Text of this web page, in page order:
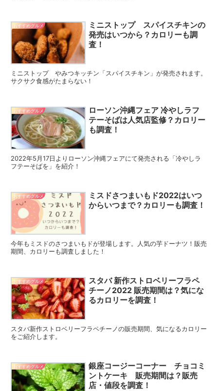
おすすめグルメ
ミニストップ スパイスチキンの
発売はいつから？カロリーも調
査！
ミニストップ やみつキッチン「スパイスチキン」が発売されます。
サクサク食感がたまらない！
おすすめグルメ
ローソン沖縄フェア 冷やしラフ
テーそばは人気店監修？カロリー
も調査！
2022年5月17日よりローソン沖縄フェアにて発売される「冷やしラ
フテーそばを」を紹介！
おすすめグルメ
ミスドさつまいもド2022はいつ
からいつまで？カロリーも調査！
今年もミスドのさつまいもドが登場します。人気の芋ドーナツ！販売
期間、カロリーも調査しました！
おすすめグルメ
スタバ 新作ストロベリーフラペ
チーノ2022 販売期間は？気にな
るカロリーを調査！
スタバ新作ストロベリーフラペチーノの販売期間、気になるカロリー
をご紹介します。
おすすめグルメ
銀座コージーコーナー チョコミ
ントケーキ 販売期間は？販売
店・値段を調査！